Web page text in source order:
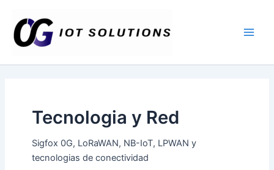
contenido
Tecnologia y Red
Sigfox 0G, LoRaWAN, NB-IoT, LPWAN y
tecnologias de conectividad